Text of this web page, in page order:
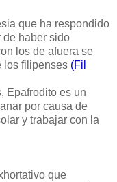
que ha respondido
de haber sido
los de afuera se
los filipenses (Fil
Epafrodito es un
por causa de
y trabajar con la
que